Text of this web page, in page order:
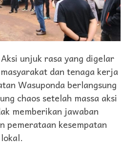
unjuk rasa yang digelar
dan tenaga kerja
Wasuponda berlangsung
chaos setelah massa aksi
memberikan jawaban
pemerataan kesempatan